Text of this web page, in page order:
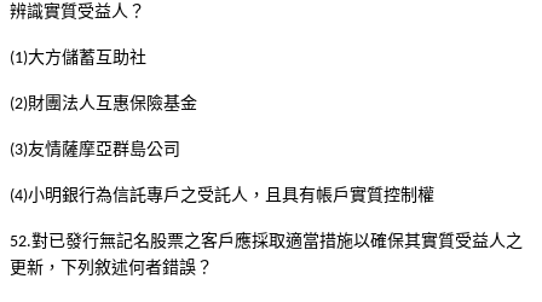
辨識實質受益人？
(1)大方儲蓄互助社
(2)財團法人互惠保險基金
(3)友情薩摩亞群島公司
(4)小明銀行為信託專戶之受託人，且具有帳戶實質控制權
52.對已發行無記名股票之客戶應採取適當措施以確保其實質受益人之
更新，下列敘述何者錯誤？